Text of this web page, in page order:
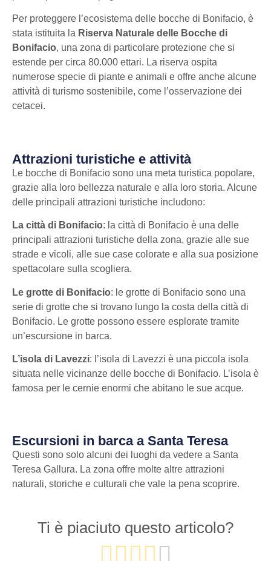
Per proteggere l’ecosistema delle bocche di Bonifacio, è
stata istituita la Riserva Naturale delle Bocche di
Bonifacio, una zona di particolare protezione che si
estende per circa 80.000 ettari. La riserva ospita
numerose specie di piante e animali e offre anche alcune
attività di turismo sostenibile, come l’osservazione dei
cetacei.
Attrazioni turistiche e attività
Le bocche di Bonifacio sono una meta turistica popolare,
grazie alla loro bellezza naturale e alla loro storia. Alcune
delle principali attrazioni turistiche includono:
La città di Bonifacio: la città di Bonifacio è una delle
principali attrazioni turistiche della zona, grazie alle sue
strade e vicoli, alle sue case colorate e alla sua posizione
spettacolare sulla scogliera.
Le grotte di Bonifacio: le grotte di Bonifacio sono una
serie di grotte che si trovano lungo la costa della città di
Bonifacio. Le grotte possono essere esplorate tramite
un’escursione in barca.
L’isola di Lavezzi: l’isola di Lavezzi è una piccola isola
situata nelle vicinanze delle bocche di Bonifacio. L’isola è
famosa per le cernie enormi che abitano le sue acque.
Escursioni in barca a Santa Teresa
Questi sono solo alcuni dei luoghi da vedere a Santa
Teresa Gallura. La zona offre molte altre attrazioni
naturali, storiche e culturali che vale la pena scoprire.
Ti è piaciuto questo articolo?